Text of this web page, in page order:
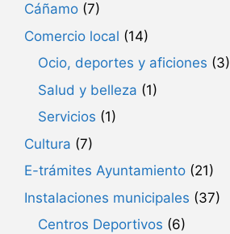
Cáñamo (7)
Comercio local (14)
Ocio, deportes y aficiones (3)
Salud y belleza (1)
Servicios (1)
Cultura (7)
E-trámites Ayuntamiento (21)
Instalaciones municipales (37)
Centros Deportivos (6)